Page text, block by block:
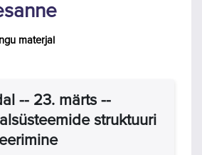
materjal
-- 23. märts --
struktuuri